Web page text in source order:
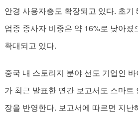
안경 사용자층도 확장되고 있다. 초기
업종 종사자 비중은 약 16%로 낮아졌
확대되고 있다.
중국 내 스토리지 분야 선도 기업인
가 최근 발표한 연간 보고서도 스마트
장을 반영한다. 보고서에 따르면 지난